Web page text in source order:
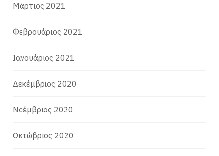
Μάρτιος 2021
Φεβρουάριος 2021
Ιανουάριος 2021
Δεκέμβριος 2020
Νοέμβριος 2020
Οκτώβριος 2020